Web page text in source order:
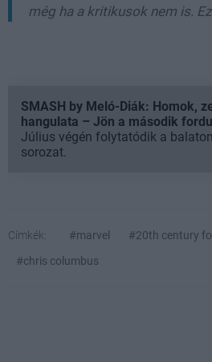
még ha a kritikusok nem is.
SMASH by Meló-Diák: Homok,
hangulata – Jön a második
Július végén folytatódik a
sorozat.
Címkék: #marvel #20th century
#chris columbus